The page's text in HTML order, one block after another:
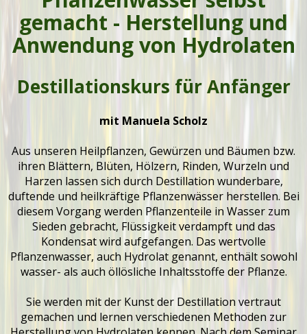
gemacht - Herstellung und
Anwendung von Hydrolaten
Destillationskurs für Anfänger
mit Manuela Scholz
Aus unseren Heilpflanzen, Gewürzen und Bäumen bzw.
ihren Blättern, Blüten, Hölzern, Rinden, Wurzeln und
Harzen lassen sich durch Destillation wunderbare,
duftende und heilkräftige Pflanzenwässer herstellen. Bei
diesem Vorgang werden Pflanzenteile in Wasser zum
Sieden gebracht, Flüssigkeit verdampft und das
Kondensat wird aufgefangen. Das wertvolle
Pflanzenwasser, auch Hydrolat genannt, enthält sowohl
wasser- als auch öllösliche Inhaltsstoffe der Pflanze.
Sie werden mit der Kunst der Destillation vertraut
gemachen und lernen verschiedenen Methoden zur